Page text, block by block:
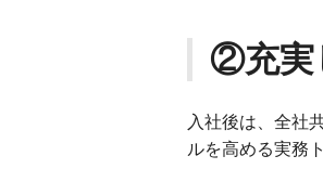
②充実
入社後は、全社
ルを高める実務